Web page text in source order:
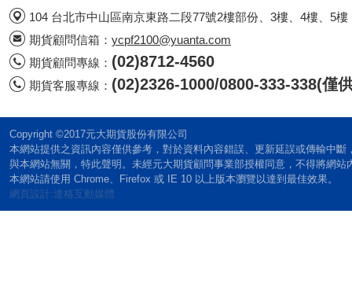
104 台北市中山區南京東路二段77號2樓部份、3樓、4樓、5樓
期貨顧問信箱： ycpf2100@yuanta.com
期貨顧問專線： (02)8712-4560
期貨客服專線： (02)2326-1000/0800-333-338(僅
Copyright ©2017元大期貨股份有限公司
本網站提供之資訊內容僅供參考，對於資料內容錯誤、更新延誤或傳輸中
與本網站無關，特此聲明。未經元大期貨顧問事業部授權同意，不得將網站
本網站請使用 Chrome、Firefox 或 IE 10 以上版本瀏覽以達到最佳效果。
網頁設計:達格互動媒體